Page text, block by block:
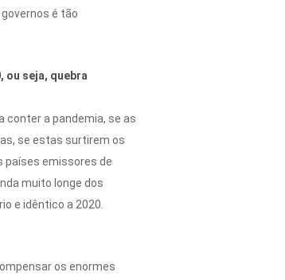
é tão
ou seja, quebra
conter a pandemia, se as
se estas surtirem os
países emissores de
muito longe dos
e idêntico a 2020.
os enormes